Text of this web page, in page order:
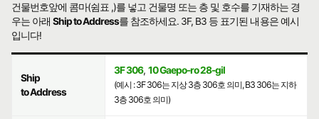
건물번호앞에 콤마(쉼표 ,)를 넣고 건물명 또는 층 및 호수를 기재하는 경
우는 아래Ship to Address를 참조하세요. 3F, B3 등 표기된 내용은 예시
입니다!
Ship
to Address
3F 306, 10 Gaepo-ro 28-gil
(예시 : 3F 306는 지상 3층 306호 의미, B3 306는 지하
3층 306호 의미)